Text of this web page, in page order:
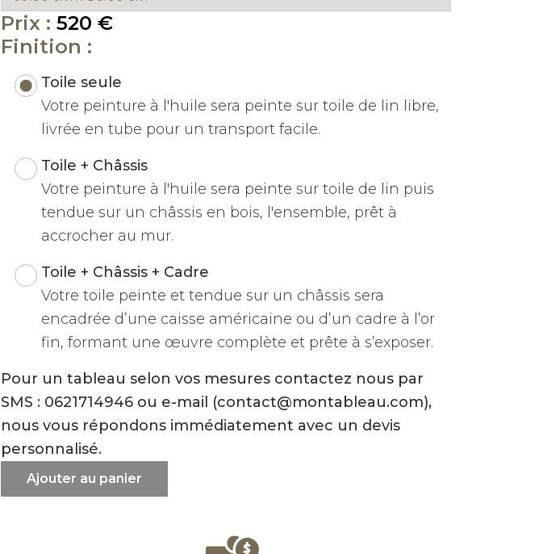
Prix : 520 €
Finition :
Toile seule
Votre peinture à l'huile sera peinte sur toile de lin libre,
livrée en tube pour un transport facile.
Toile + Châssis
Votre peinture à l'huile sera peinte sur toile de lin puis
tendue sur un châssis en bois, l'ensemble, prêt à
accrocher au mur.
Toile + Châssis + Cadre
Votre toile peinte et tendue sur un châssis sera
encadrée d’une caisse américaine ou d’un cadre à l’or
fin, formant une œuvre complète et prête à s’exposer.
Pour un tableau selon vos mesures contactez nous par
SMS : 0621714946 ou e-mail (contact@montableau.com),
nous vous répondons immédiatement avec un devis
personnalisé.
Ajouter au panier